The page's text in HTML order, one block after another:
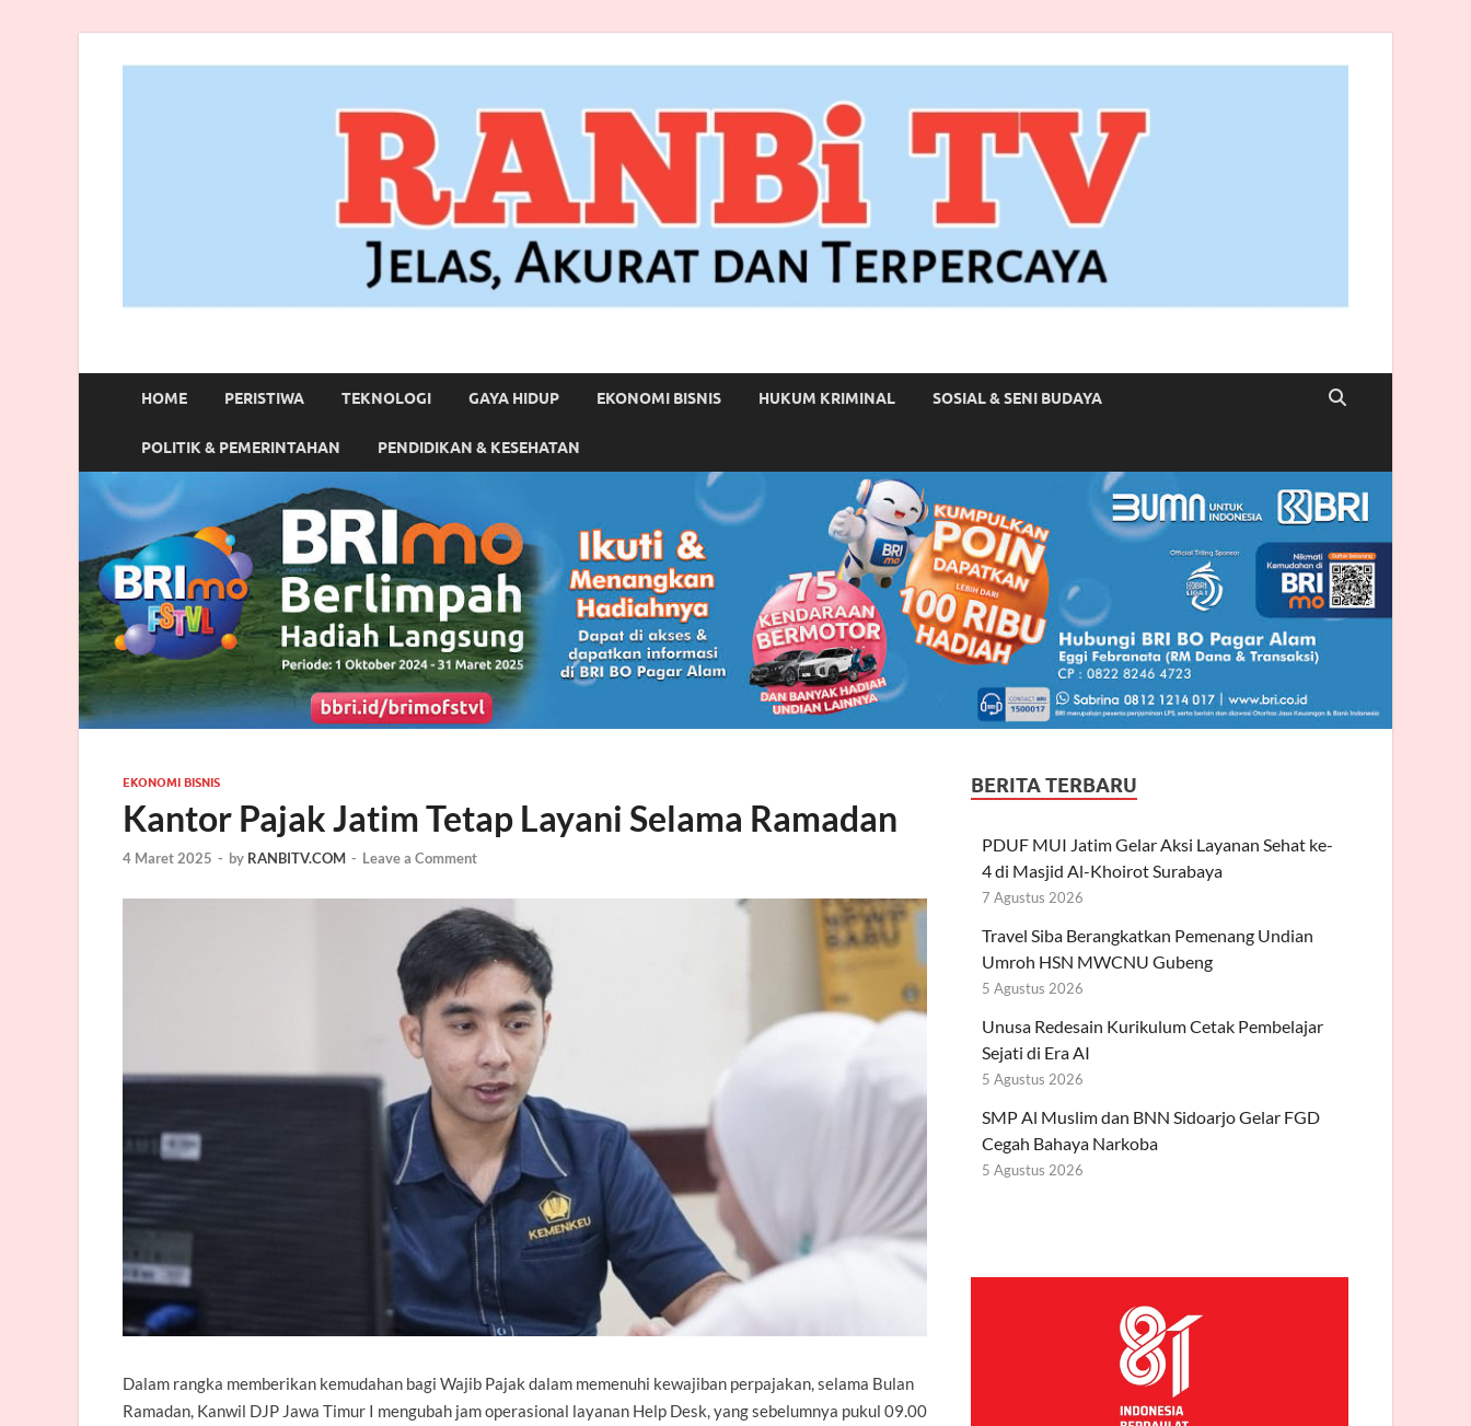
RANBITV.COM
HOME PERISTIWA TEKNOLOGI GAYA HIDUP EKONOMI BISNIS HUKUM KRIMINAL SOSIAL & SENI BUDAYA
POLITIK & PEMERINTAHAN PENDIDIKAN & KESEHATAN
EKONOMI BISNIS
Kantor Pajak Jatim Tetap Layani Selama Ramadan
4 Maret 2025 - by RANBITV.COM - Leave a Comment
Dalam rangka memberikan kemudahan bagi Wajib Pajak dalam memenuhi kewajiban perpajakan, selama Bulan
Ramadan, Kanwil DJP Jawa Timur I mengubah jam operasional layanan Help Desk, yang sebelumnya pukul 09.00
BERITA TERBARU
PDUF MUI Jatim Gelar Aksi Layanan Sehat ke-
4 di Masjid Al-Khoirot Surabaya
7 Agustus 2026
Travel Siba Berangkatkan Pemenang Undian
Umroh HSN MWCNU Gubeng
5 Agustus 2026
Unusa Redesain Kurikulum Cetak Pembelajar
Sejati di Era AI
5 Agustus 2026
SMP Al Muslim dan BNN Sidoarjo Gelar FGD
Cegah Bahaya Narkoba
5 Agustus 2026